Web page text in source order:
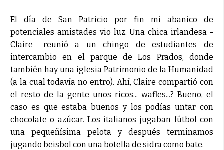
El día de San Patricio por fin mi abanico de
potenciales amistades vio luz. Una chica irlandesa -
Claire- reunió a un chingo de estudiantes de
intercambio en el parque de Los Prados, donde
también hay una iglesia Patrimonio de la Humanidad
(a la cual todavía no entro). Ahí, Claire compartió con
el resto de la gente unos ricos... wafles...? Bueno, el
caso es que estaba buenos y los podías untar con
chocolate o azúcar. Los italianos jugaban fútbol con
una pequeñísima pelota y después terminamos
jugando beisbol con una botella de sidra como bate.